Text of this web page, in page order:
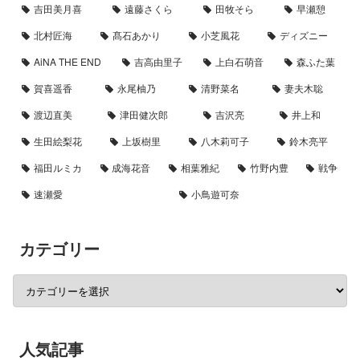
吉田美月喜
遠藤さくら 田牧そら
早瀬憩
北村匠海
髙石あかり 小芝風花
ディズニー
AiNA THE END
吉高由里子 上白石萌音
森ふた葉
賀喜遥香
永尾柚乃 清野菜名
妻夫木聡
渡辺直美
津田健次郎 吉沢亮
井上和
生田絵梨花
上坂樹里 八木莉可子
鈴木亮平
福田ルミカ
成海花音 相葉雅紀 竹野内豊
戦争
速瀬愛
小鳥遊可奈
カテゴリー
人気記事